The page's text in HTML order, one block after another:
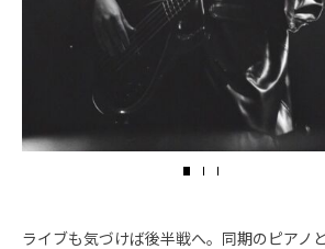
ライブも気づけば後半戦へ。同期のピアノ